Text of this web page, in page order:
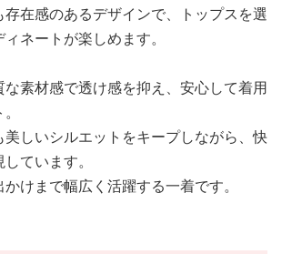
存在感のあるデザインで、トップスを選
ネートが楽しめます。
素材感で透け感を抑え、安心して着用
美しいシルエットをキープしながら、快
ています。
けまで幅広く活躍する一着です。